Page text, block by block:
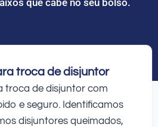
troca de disjuntor
troca de disjuntor com
e seguro. Identificamos
disjuntores queimados,